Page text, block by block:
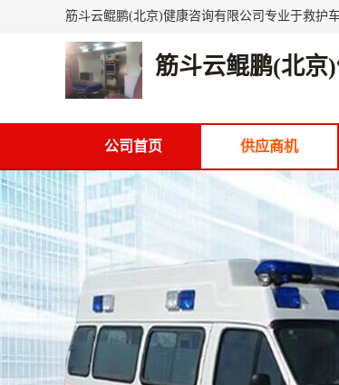
筋斗云鲲鹏(北京
公司首页 供应商机